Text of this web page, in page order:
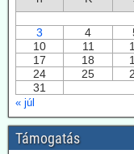
kiaknázását
Az USA
kiaknázásának
összesen 29 TWh
hatósági úton kívánja
2026.07.22.
visszakozik
Japán –
3
4
10
11
17
18
24
25
31
« júl
Támogatás